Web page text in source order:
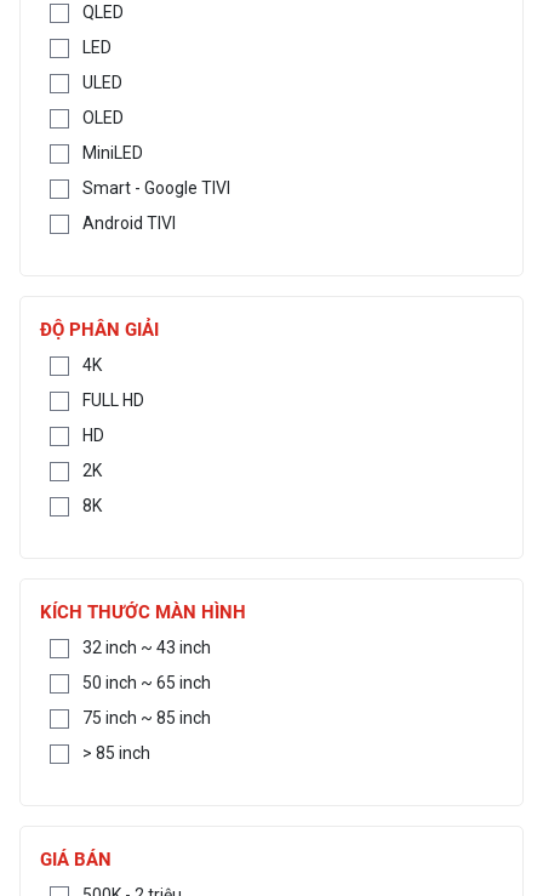
QLED
LED
ULED
OLED
MiniLED
Smart - Google TIVI
Android TIVI
ĐỘ PHÂN GIẢI
4K
FULL HD
HD
2K
8K
KÍCH THƯỚC MÀN HÌNH
32 inch ~ 43 inch
50 inch ~ 65 inch
75 inch ~ 85 inch
> 85 inch
GIÁ BÁN